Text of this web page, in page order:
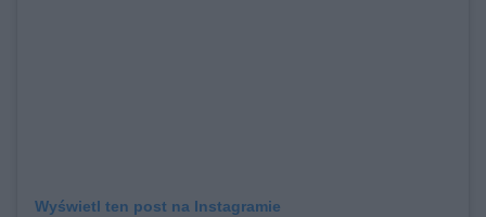
Wyświetl ten post na Instagramie